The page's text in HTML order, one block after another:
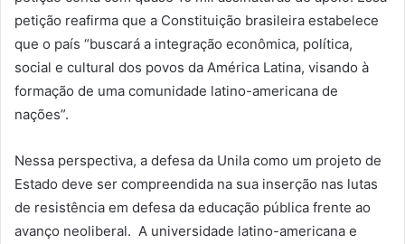
petição reafirma que a Constituição brasileira estabelece
que o país “buscará a integração econômica, política,
social e cultural dos povos da América Latina, visando à
formação de uma comunidade latino-americana de
nações”.
Nessa perspectiva, a defesa da Unila como um projeto de
Estado deve ser compreendida na sua inserção nas lutas
de resistência em defesa da educação pública frente ao
avanço neoliberal. A universidade latino-americana e